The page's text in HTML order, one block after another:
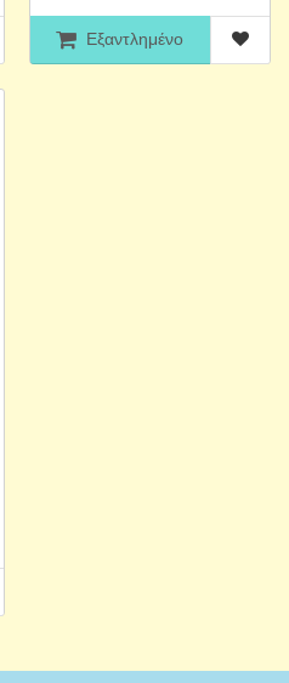
Εξαντλημένο